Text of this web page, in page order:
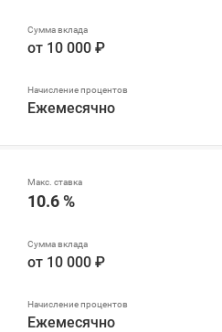
от 10 000 ₽
Ежемесячно
10.6 %
от 10 000 ₽
Ежемесячно